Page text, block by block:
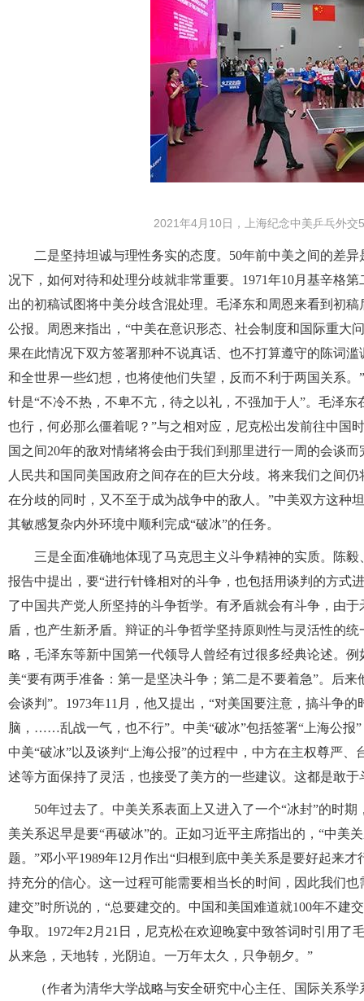
2021年4月10日，上海纪念中美乒乓外
二是坚持坦诚与理性务实的态度。50年前中美之间的差
况下，如何对待和处理分歧就非常重要。1971年10月基辛格
出的初稿试图将中美分歧含混处理。毛泽东和周恩来看到初
公报。周恩来指出，“中美在意识形态、社会制度和国际重大
果在此情况下双方签署那种不说真话、也不打算遵守的陈词
和全世界一些幻想，也将使他们失望，反而不利于两国关系
针是“不冷不热，不卑不亢，待之以礼，不强加于人”。毛泽
也行，何必那么僵着呢？”与之相对应，尼克松出发前往中国
国之间20年的敌对情绪将会由于我们到那里进行一周的会谈
人民共和国同美国政府之间存在的巨大分歧。将来我们之间
在分歧的同时，又不至于成为战争中的敌人。”中美双方这种
其敏感复杂内外环境中顺利完成“破冰”的任务。
三是全面准确地体现了马克思主义斗争精神的实质。陈
报告中提出，要“进行针锋相对的斗争，也包括用谈判的方式
了中国共产党人所坚持的斗争哲学。有矛盾就会有斗争，由
盾，也产生新矛盾。辩证的斗争哲学坚持原则性与灵活性的
略，毛泽东等新中国第一代领导人曾经有过很多经典论述。
美“要有两手准备：第一是坚决斗争；第二是不要着急”。后
会谈判”。1973年11月，他又提出，“对美国要注意，搞斗争的
脑，……乱战一气，也不行”。中美“破冰”包括签署“上海公报
中美“破冰”以及谈判“上海公报”的过程中，中方在主权尊严
述等方面保持了灵活，也接受了美方的一些建议。这都是敢
50年过去了。中美关系表面上又进入了一个“冰封”的时
美关系迟早是要“再破冰”的。正如习近平主席指出的，“中美
题。”邓小平1989年12月作出“归根到底中美关系是要好起来
持充分的信心。这一过程可能需要相当长的时间，因此我们
建交”时所说的，“总要建交的。中国和美国难道就100年不建
争取。1972年2月21日，尼克松在欢迎晚宴中致答词时引用
从来急，天地转，光阴迫。一万年太久，只争朝夕。”
（作者为清华大学战略与安全研究中心主任、国际关系